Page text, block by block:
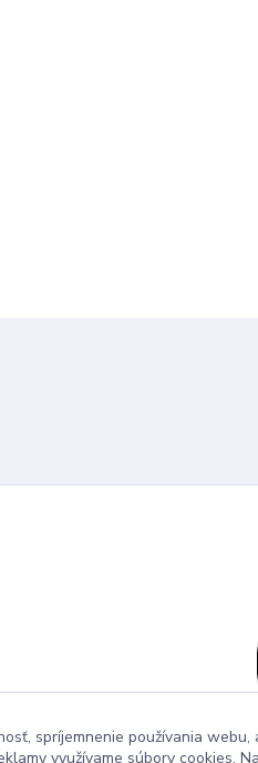
spríjemnenie používania
využívame súbory cookies.